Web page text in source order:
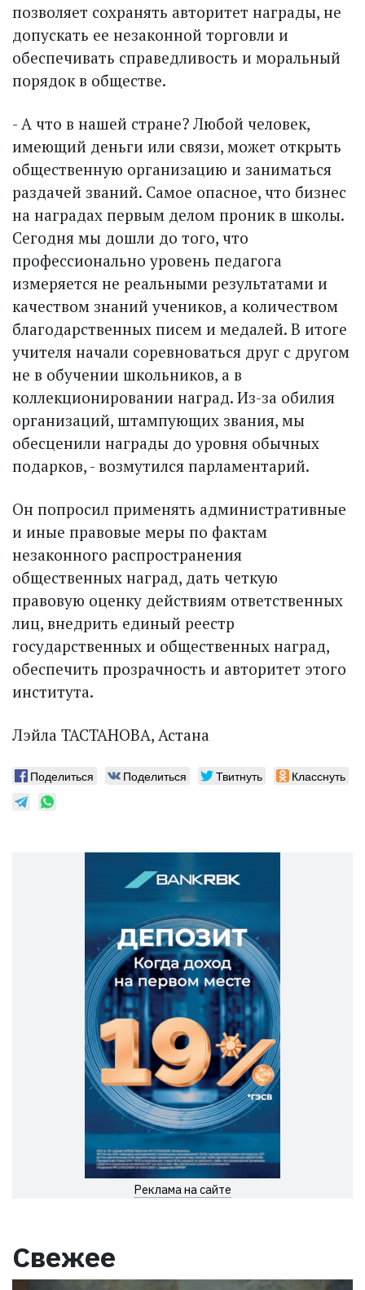
позволяет сохранять авторитет награды, не
допускать ее незаконной торговли и
обеспечивать справедливость и моральный
порядок в обществе.
- А что в нашей стране? Любой человек,
имеющий деньги или связи, может открыть
общественную организацию и заниматься
раздачей званий. Самое опасное, что бизнес
на наградах первым делом проник в школы.
Сегодня мы дошли до того, что
профессионально уровень педагога
измеряется не реальными результатами и
качеством знаний учеников, а количеством
благодарственных писем и медалей. В итоге
учителя начали соревноваться друг с другом
не в обучении школьников, а в
коллекционировании наград. Из-за обилия
организаций, штампующих звания, мы
обесценили награды до уровня обычных
подарков, - возмутился парламентарий.
Он попросил применять административные
и иные правовые меры по фактам
незаконного распространения
общественных наград, дать четкую
правовую оценку действиям ответственных
лиц, внедрить единый реестр
государственных и общественных наград,
обеспечить прозрачность и авторитет этого
института.
Лэйла ТАСТАНОВА, Астана
Поделиться Поделиться Твитнуть Класснуть
Реклама на сайте
Свежее